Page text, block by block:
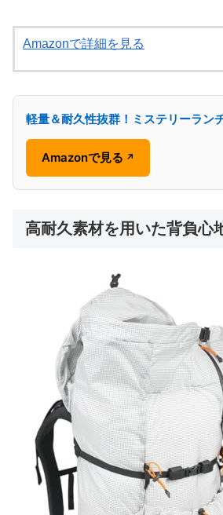
Amazonで詳細を見る
軽量＆耐久性抜群！ミステリーラン
Amazonで見る ↗
高耐久素材を用いた背負心